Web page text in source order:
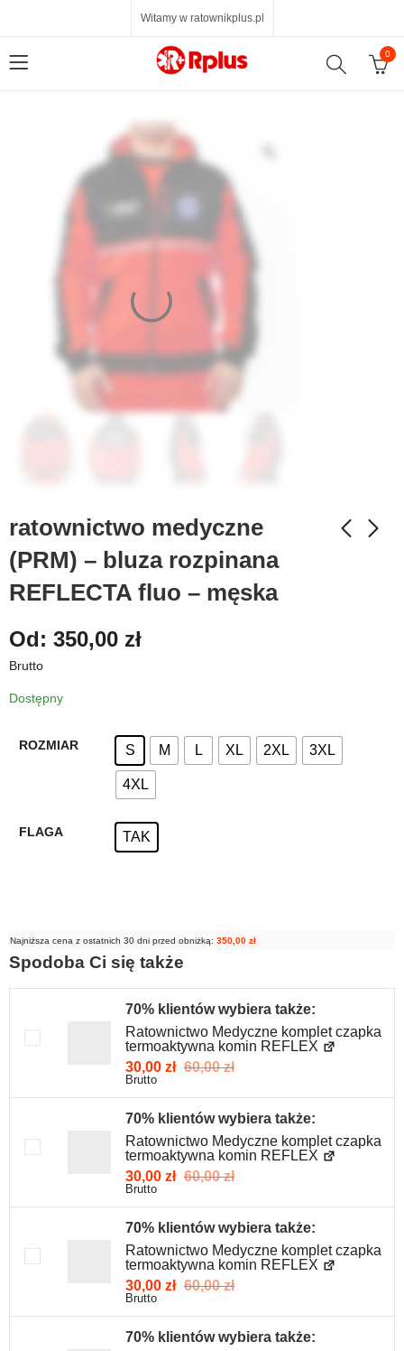
Witamy w ratownikplus.pl
0
ratownictwo medyczne
(PRM) – bluza rozpinana
REFLECTA fluo – męska
Od: 350,00 zł
Brutto
Dostępny
ROZMIAR S M L XL 2XL 3XL
4XL
FLAGA TAK
Najniższa cena z ostatnich 30 dni przed obniżką: 350,00 zł
Spodoba Ci się także
70% klientów wybiera także:
Ratownictwo Medyczne komplet czapka
termoaktywna komin REFLEX
30,00 zł 60,00zł
Brutto
70% klientów wybiera także:
Ratownictwo Medyczne komplet czapka
termoaktywna komin REFLEX
30,00 zł 60,00zł
Brutto
70% klientów wybiera także:
Ratownictwo Medyczne komplet czapka
termoaktywna komin REFLEX
30,00 zł 60,00zł
Brutto
70% klientów wybiera także: